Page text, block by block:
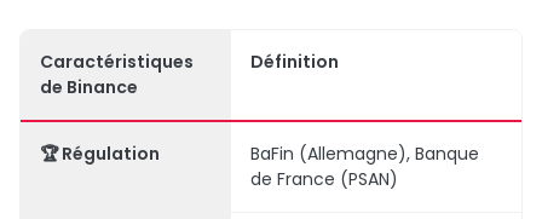
Caractéristiques
de Binance
Définition
🏆 Régulation
BaFin (Allemagne), Banque
de France (PSAN)